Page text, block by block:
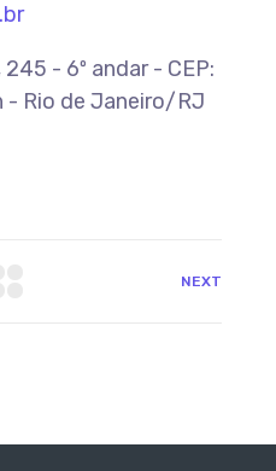
- 6º andar - CEP:
Rio de Janeiro/RJ
NEXT